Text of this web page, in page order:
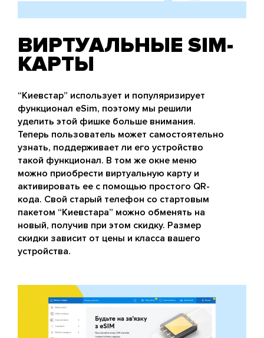
ВИРТУАЛЬНЫЕ SIM-
КАРТЫ
“Киевстар” использует и популяризирует
функционал eSim, поэтому мы решили
уделить этой фишке больше внимания.
Теперь пользователь может самостоятельно
узнать, поддерживает ли его устройство
такой функционал. В том же окне меню
можно приобрести виртуальную карту и
активировать ее с помощью простого QR-
кода. Свой старый телефон со стартовым
пакетом “Киевстара” можно обменять на
новый, получив при этом скидку. Размер
скидки зависит от цены и класса вашего
устройства.